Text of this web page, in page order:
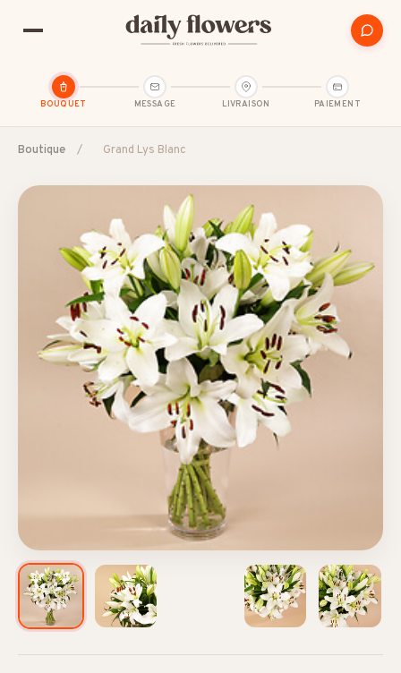
BOUQUET MESSAGE LIVRAISON PAIEMENT
SUGGESTIONS POPULAIRES
Amitié Amour et romance Anniversaire
B2B / Cadeau d'affaires Bon rétablissement
Condoléances
Boutique / Grand Lys Blanc